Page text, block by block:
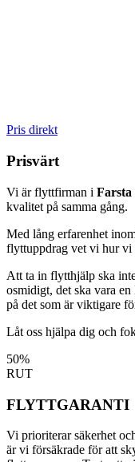
Pris direkt
Prisvärt
Vi är flyttfirman i Farsta
kvalitet på samma gång.
Med lång erfarenhet
flyttuppdrag vet vi hur vi
Att ta in flytthjälp ska
osmidigt, det ska vara
på det som är viktigare
Låt oss hjälpa dig och
50%
RUT
FLYTTGARANTI
Vi prioriterar säkerhet
är vi försäkrade för att